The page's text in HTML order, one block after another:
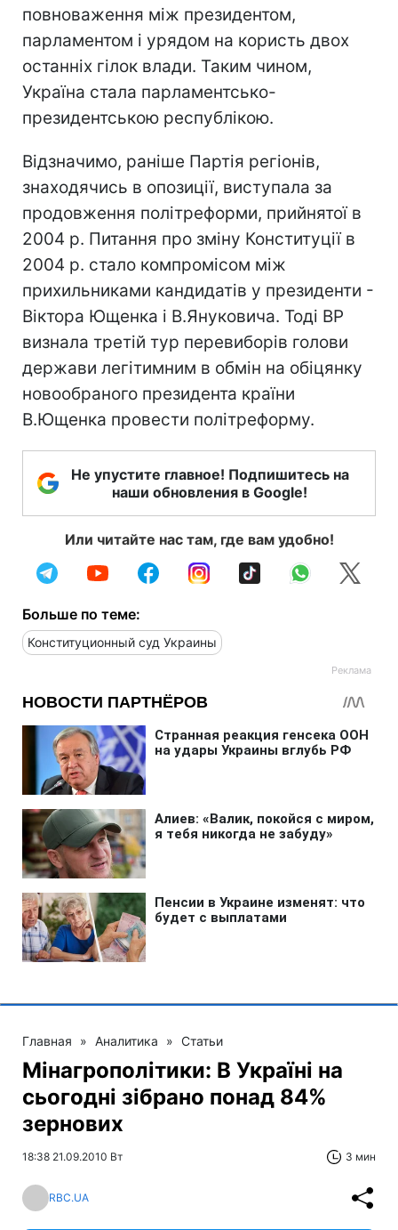
повноваження між президентом,
парламентом і урядом на користь двох
останніх гілок влади. Таким чином,
Україна стала парламентсько-
президентською республікою.
Відзначимо, раніше Партія регіонів,
знаходячись в опозиції, виступала за
продовження політреформи, прийнятої в
2004 р. Питання про зміну Конституції в
2004 р. стало компромісом між
прихильниками кандидатів у президенти -
Віктора Ющенка і В.Януковича. Тоді ВР
визнала третій тур перевиборів голови
держави легітимним в обмін на обіцянку
новообраного президента країни
В.Ющенка провести політреформу.
Не упустите главное! Подпишитесь на
наши обновления в Google!
Или читайте нас там, где вам удобно!
Больше по теме:
Конституционный суд Украины
Главная » Аналитика » Статьи
Мінагрополітики: В Україні на
сьогодні зібрано понад 84%
зернових
18:38 21.09.2010 Вт 3 мин
RBC.UA